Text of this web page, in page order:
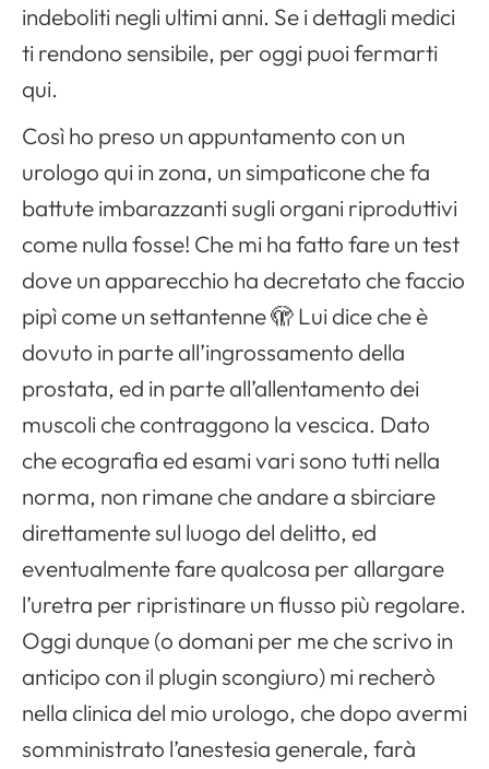
indeboliti negli ultimi anni. Se i dettagli medici
ti rendono sensibile, per oggi puoi fermarti
qui.
Così ho preso un appuntamento con un
urologo qui in zona, un simpaticone che fa
battute imbarazzanti sugli organi riproduttivi
come nulla fosse! Che mi ha fatto fare un test
dove un apparecchio ha decretato che faccio
pipì come un settantenne 🫣 Lui dice che è
dovuto in parte all’ingrossamento della
prostata, ed in parte all’allentamento dei
muscoli che contraggono la vescica. Dato
che ecografia ed esami vari sono tutti nella
norma, non rimane che andare a sbirciare
direttamente sul luogo del delitto, ed
eventualmente fare qualcosa per allargare
l’uretra per ripristinare un flusso più regolare.
Oggi dunque (o domani per me che scrivo in
anticipo con il plugin scongiuro) mi recherò
nella clinica del mio urologo, che dopo avermi
somministrato l’anestesia generale, farà